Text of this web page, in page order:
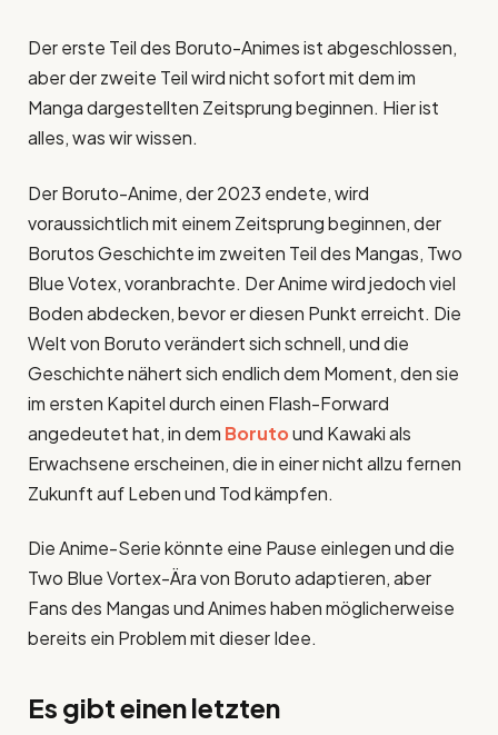
Der erste Teil des Boruto-Animes ist abgeschlossen,
aber der zweite Teil wird nicht sofort mit dem im
Manga dargestellten Zeitsprung beginnen. Hier ist
alles, was wir wissen.
Der Boruto-Anime, der 2023 endete, wird
voraussichtlich mit einem Zeitsprung beginnen, der
Borutos Geschichte im zweiten Teil des Mangas, Two
Blue Votex, voranbrachte. Der Anime wird jedoch viel
Boden abdecken, bevor er diesen Punkt erreicht. Die
Welt von Boruto verändert sich schnell, und die
Geschichte nähert sich endlich dem Moment, den sie
im ersten Kapitel durch einen Flash-Forward
angedeutet hat, in dem Borutound Kawaki als
Erwachsene erscheinen, die in einer nicht allzu fernen
Zukunft auf Leben und Tod kämpfen.
Die Anime-Serie könnte eine Pause einlegen und die
Two Blue Vortex-Ära von Boruto adaptieren, aber
Fans des Mangas und Animes haben möglicherweise
bereits ein Problem mit dieser Idee.
Es gibt einen letzten